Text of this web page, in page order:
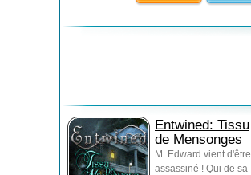
Entwined: Tissu
de Mensonges
M. Edward vient d'être
assassiné ! Qui de sa